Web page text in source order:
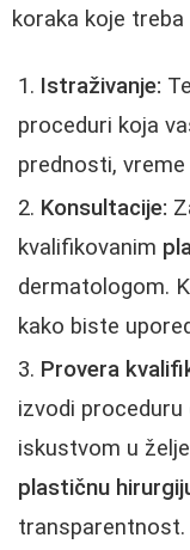
koraka koje
Istraživanje:
proceduri koja
prednosti,
Konsultacije:
kvalifikovanim
dermatologom.
kako biste
Provera
izvodi
iskustvom u
plastičnu
transparentnost.